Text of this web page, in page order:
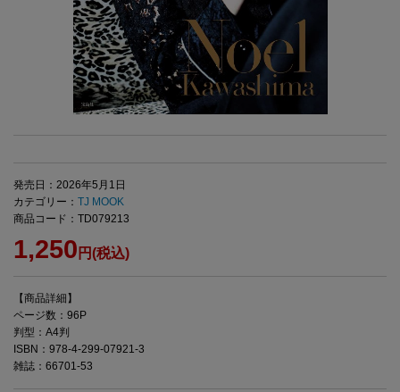
発売日：2026年5月1日
カテゴリー： TJ MOOK
商品コード：TD079213
1,250 円(税込)
【商品詳細】
ページ数：96P
判型：A4判
ISBN：978-4-299-07921-3
雑誌：66701-53